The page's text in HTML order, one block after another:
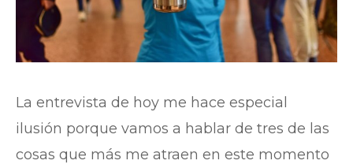
La entrevista de hoy me hace especial
ilusión porque vamos a hablar de tres de las
cosas que más me atraen en este momento